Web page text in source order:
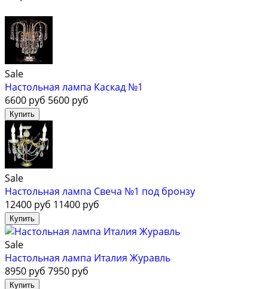
Sale
Настольная лампа Каскад №1
6600 руб 5600 руб
Sale
Настольная лампа Свеча №1 под бронзу
12400 руб 11400 руб
Sale
Настольная лампа Италия Журавль
8950 руб 7950 руб